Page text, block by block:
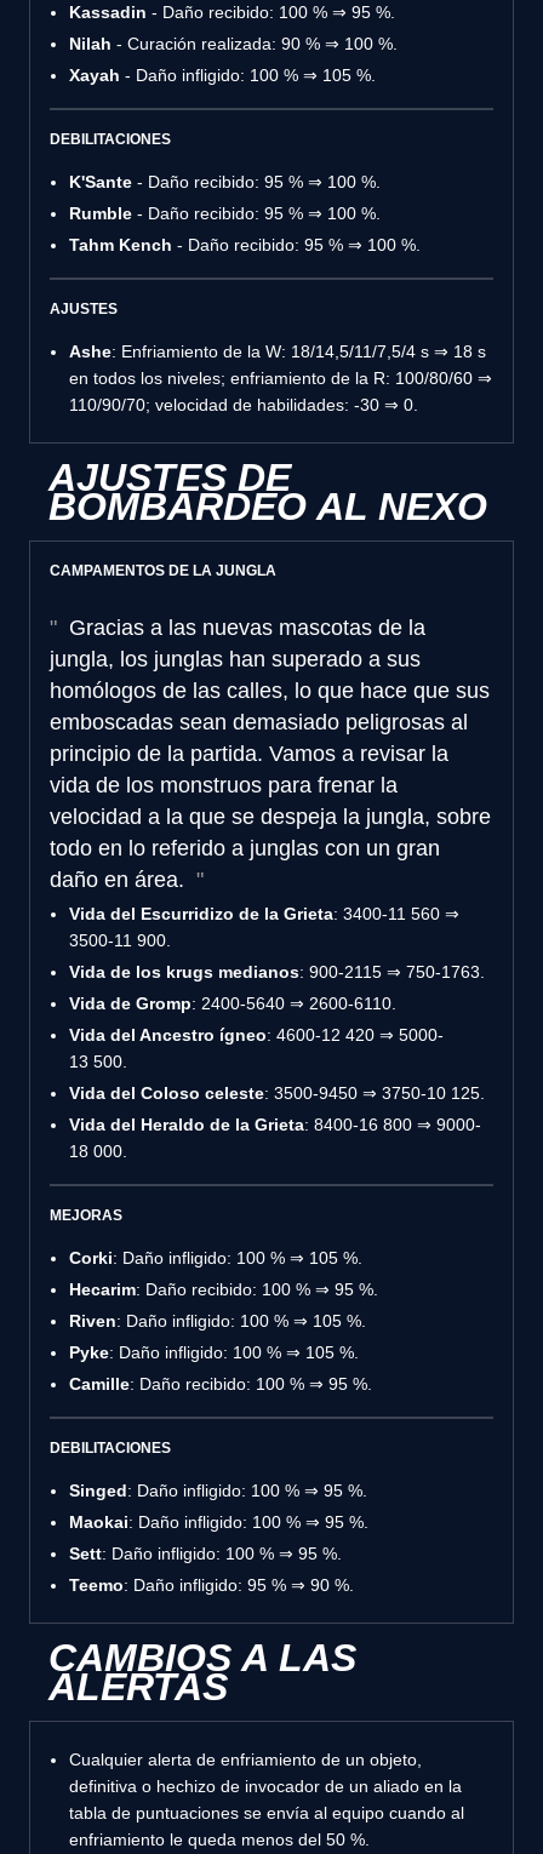
Kassadin - Daño recibido: 100 % ⇒ 95 %.
Nilah - Curación realizada: 90 % ⇒ 100 %.
Xayah - Daño infligido: 100 % ⇒ 105 %.
DEBILITACIONES
K'Sante - Daño recibido: 95 % ⇒ 100 %.
Rumble - Daño recibido: 95 % ⇒ 100 %.
Tahm Kench - Daño recibido: 95 % ⇒ 100 %.
AJUSTES
Ashe: Enfriamiento de la W: 18/14,5/11/7,5/4 s ⇒ 18 s
en todos los niveles; enfriamiento de la R: 100/80/60 ⇒
110/90/70; velocidad de habilidades: -30 ⇒ 0.
AJUSTES DE
BOMBARDEO AL NEXO
CAMPAMENTOS DE LA JUNGLA
Gracias a las nuevas mascotas de la
jungla, los junglas han superado a sus
homólogos de las calles, lo que hace que sus
emboscadas sean demasiado peligrosas al
principio de la partida. Vamos a revisar la
vida de los monstruos para frenar la
velocidad a la que se despeja la jungla, sobre
todo en lo referido a junglas con un gran
daño en área.
Vida del Escurridizo de la Grieta: 3400-11 560 ⇒
3500-11 900.
Vida de los krugs medianos: 900-2115 ⇒ 750-1763.
Vida de Gromp: 2400-5640 ⇒ 2600-6110.
Vida del Ancestro ígneo: 4600-12 420 ⇒ 5000-
13 500.
Vida del Coloso celeste: 3500-9450 ⇒ 3750-10 125.
Vida del Heraldo de la Grieta: 8400-16 800 ⇒ 9000-
18 000.
MEJORAS
Corki: Daño infligido: 100 % ⇒ 105 %.
Hecarim: Daño recibido: 100 % ⇒ 95 %.
Riven: Daño infligido: 100 % ⇒ 105 %.
Pyke: Daño infligido: 100 % ⇒ 105 %.
Camille: Daño recibido: 100 % ⇒ 95 %.
DEBILITACIONES
Singed: Daño infligido: 100 % ⇒ 95 %.
Maokai: Daño infligido: 100 % ⇒ 95 %.
Sett: Daño infligido: 100 % ⇒ 95 %.
Teemo: Daño infligido: 95 % ⇒ 90 %.
CAMBIOS A LAS
ALERTAS
Cualquier alerta de enfriamiento de un objeto,
definitiva o hechizo de invocador de un aliado en la
tabla de puntuaciones se envía al equipo cuando al
enfriamiento le queda menos del 50 %.